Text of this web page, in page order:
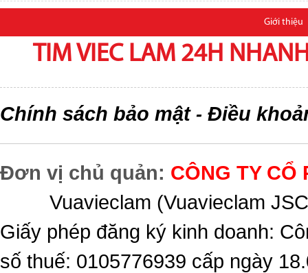
Giới thiệu
TIM VIEC LAM 24H
Chính sách bảo mật- Điều
Đơn vị chủ quản: CÔNG TY CỔ
Vuavieclam (Vuavieclam
Giấy phép đăng ký kinh doanh:
số thuế: 0105776939 cấp ngày